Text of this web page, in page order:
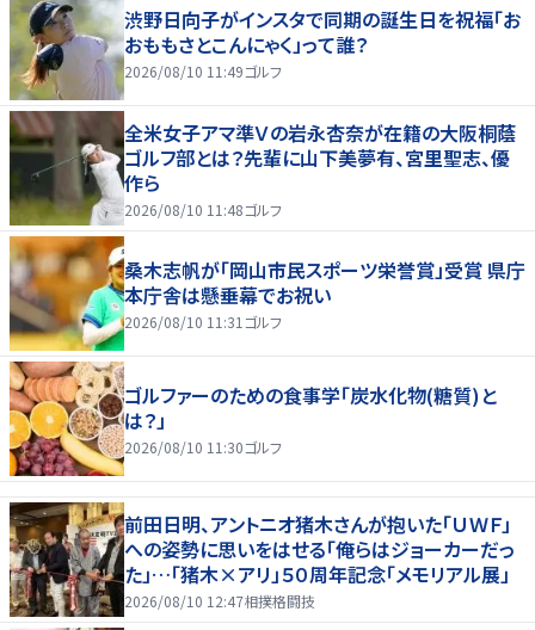
渋野日向子がインスタで同期の誕生日を祝福「お
おももさとこんにゃく」って誰？
2026/08/10 11:49ゴルフ
全米女子アマ準Ｖの岩永杏奈が在籍の大阪桐蔭
ゴルフ部とは？先輩に山下美夢有、宮里聖志、優
作ら
2026/08/10 11:48ゴルフ
桑木志帆が「岡山市民スポーツ栄誉賞」受賞 県庁
本庁舎は懸垂幕でお祝い
2026/08/10 11:31 ゴルフ
ゴルファーのための食事学「炭水化物(糖質)と
は？」
2026/08/10 11:30ゴルフ
前田日明、アントニオ猪木さんが抱いた「ＵＷＦ」
への姿勢に思いをはせる「俺らはジョーカーだっ
た」…「猪木×アリ」５０周年記念「メモリアル展」
2026/08/10 12:47相撲格闘技